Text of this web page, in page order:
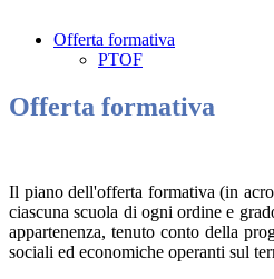
Offerta formativa
PTOF
Offerta formativa
Il piano dell'offerta formativa (in
ciascuna scuola di ogni ordine e
appartenenza, tenuto conto della
sociali ed economiche operanti sul